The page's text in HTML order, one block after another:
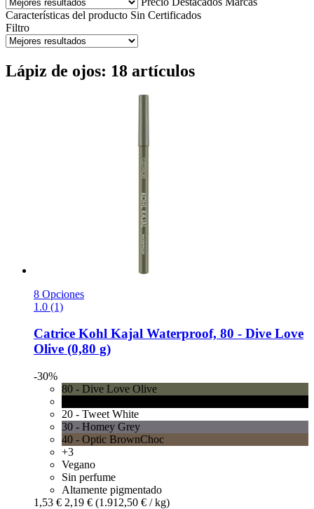
Características del producto Sin Certificados
Filtro
Lápiz de ojos: 18 artículos
8 Opciones
1.0 (1)
Catrice Kohl Kajal Waterproof, 80 -​ Dive Love
Olive (0,80 g)
-30%
80 - Dive Love Olive
20 - Tweet White
30 - Homey Grey
40 - Optic BrownChoc
+3
Vegano
Sin perfume
Altamente pigmentado
1,53 € 2,19 € (1.912,50 € / kg)